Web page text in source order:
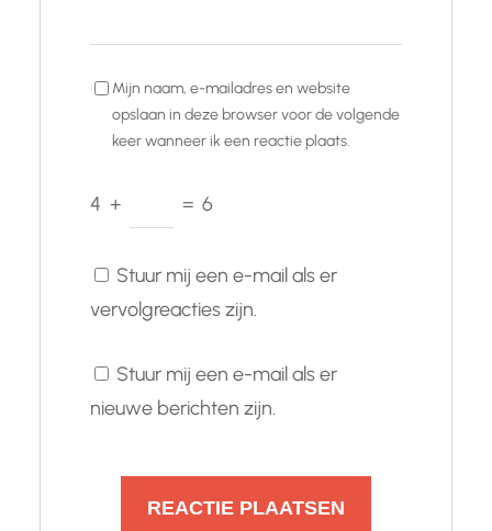
Mijn naam, e-mailadres en website
opslaan in deze browser voor de volgende
keer wanneer ik een reactie plaats.
4 + = 6
Stuur mij een e-mail als er
vervolgreacties zijn.
Stuur mij een e-mail als er
nieuwe berichten zijn.